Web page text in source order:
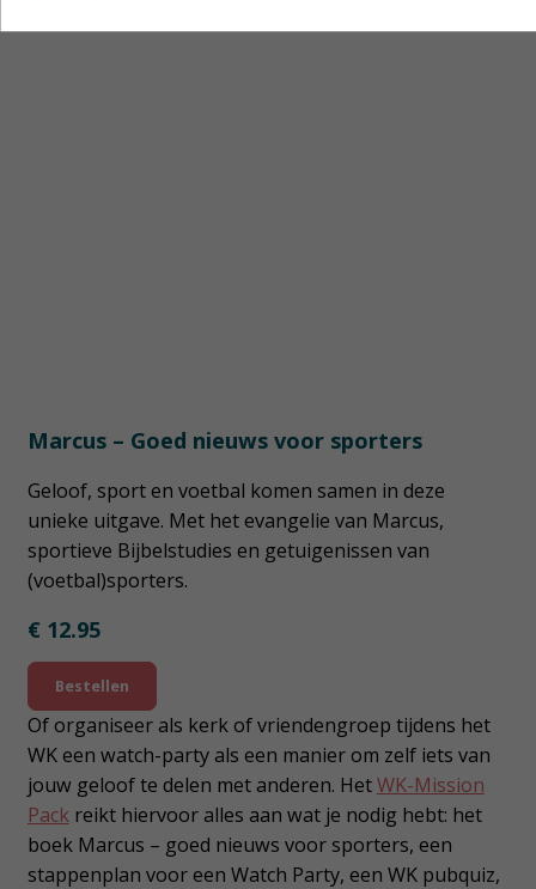
Marcus – Goed nieuws voor sporters
Geloof, sport en voetbal komen samen in deze
unieke uitgave. Met het evangelie van Marcus,
sportieve Bijbelstudies en getuigenissen van
(voetbal)sporters.
€ 12.95
Bestellen
Of organiseer als kerk of vriendengroep tijdens het
WK een watch-party als een manier om zelf iets van
jouw geloof te delen met anderen. HetWK-Mission
Packreikt hiervoor alles aan wat je nodig hebt: het
boek Marcus – goed nieuws voor sporters, een
stappenplan voor een Watch Party, een WK pubquiz,